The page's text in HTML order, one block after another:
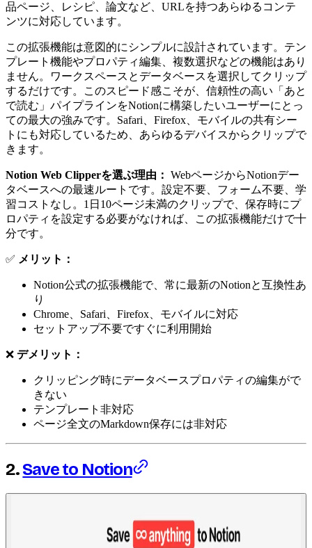
品ページ、レシピ、論文など、URLを持つあらゆるコンテ
ンツに対応しています。
この拡張機能は意図的にシンプルに設計されています。テン
プレート機能やプロパティ編集、複数選択などの機能はあり
ません。ワークスペースとデータベースを選択してクリップ
するだけです。このスピード感こそが、信頼性の高い「あと
で読む」パイプラインをNotionに構築したいユーザーにとっ
ての最大の強みです。Safari、Firefox、モバイルの共有シー
トにも対応しているため、あらゆるデバイスからクリップで
きます。
Notion Web Clipperを選ぶ理由： WebページからNotionデー
タベースへの最速ルートです。設定不要、フォーム不要、学
習コストなし。1日10ページ未満のクリップで、保存時にプ
ロパティを設定する必要がなければ、この拡張機能だけで十
分です。
✅ メリット：
Notion公式の拡張機能で、常に最新のNotionと互換性あ
り
Chrome、Safari、Firefox、モバイルに対応
セットアップ不要ですぐに利用開始
❌ デメリット：
クリッピング時にデータベースプロパティの編集がで
きない
テンプレート非対応
ページ全文のMarkdown保存には非対応
2.Save to Notion